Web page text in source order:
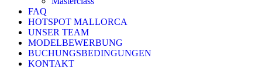
FAQ
HOTSPOT MALLORCA
UNSER TEAM
MODELBEWERBUNG
BUCHUNGSBEDINGUNGEN
KONTAKT